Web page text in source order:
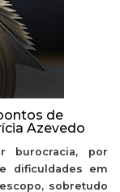
de
Azevedo
burocracia, por
dificuldades em
sobretudo